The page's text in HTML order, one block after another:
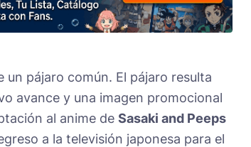
pájaro común. El pájaro resulta
avance y una imagen promocional
al anime de Sasaki and Peeps
a la televisión japonesa para el